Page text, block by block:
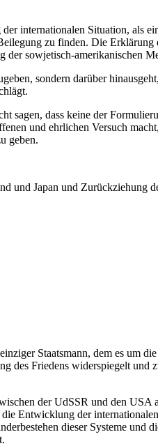
internationalen Situation, als
zu finden. Die
sowjetisch-amerikanischen
sondern darüber
sagen, dass keine der
und ehrlichen Versuch
geben.
und Japan und Zurückziehung
Staatsmann, dem es um
des Friedens widerspiegelt
der UdSSR und den
Entwicklung der
dieser Systeme